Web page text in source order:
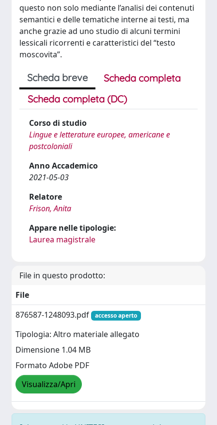
questo non solo mediante l’analisi dei contenuti
semantici e delle tematiche interne ai testi, ma
anche grazie ad uno studio di alcuni termini
lessicali ricorrenti e caratteristici del “testo
moscovita”.
Scheda breve
Scheda completa
Scheda completa (DC)
Corso di studio
Lingue e letterature europee, americane e
postcoloniali
Anno Accademico
2021-05-03
Relatore
Frison, Anita
Appare nelle tipologie:
Laurea magistrale
File in questo prodotto:
File
876587-1248093.pdf
accesso aperto
Tipologia: Altro materiale allegato
Dimensione 1.04 MB
Formato Adobe PDF
Visualizza/Apri